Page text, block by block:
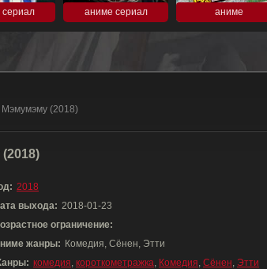
аниме сериал аниме
Мэмумэму (2018)
2018
выхода: 2018-01-23
ограничение:
жанры: Комедия, Сёнен, Этти
комедия, короткометражка, Комедия, Сёнен, Этти